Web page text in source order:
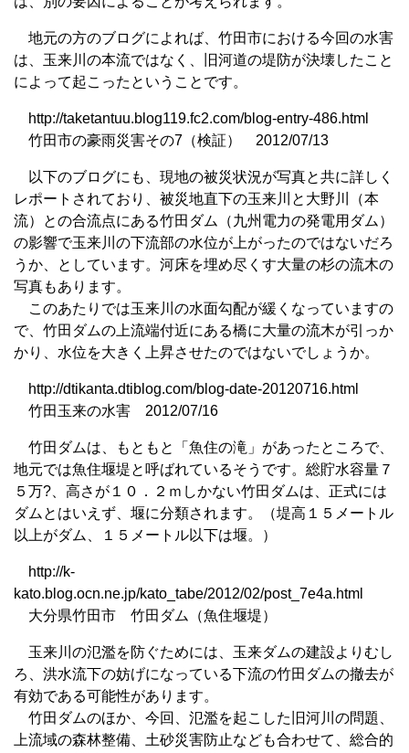
地元の方のブログによれば、竹田市における今回の水害
は、玉来川の本流ではなく、旧河道の堤防が決壊したこと
によって起こったということです。
http://taketantuu.blog119.fc2.com/blog-entry-486.html
竹田市の豪雨災害その7（検証） 2012/07/13
以下のブログにも、現地の被災状況が写真と共に詳しく
レポートされており、被災地直下の玉来川と大野川（本
流）との合流点にある竹田ダム（九州電力の発電用ダム）
の影響で玉来川の下流部の水位が上がったのではないだろ
うか、としています。河床を埋め尽くす大量の杉の流木の
写真もあります。
このあたりでは玉来川の水面勾配が緩くなっていますの
で、竹田ダムの上流端付近にある橋に大量の流木が引っか
かり、水位を大きく上昇させたのではないでしょうか。
http://dtikanta.dtiblog.com/blog-date-20120716.html
竹田玉来の水害 2012/07/16
竹田ダムは、もともと「魚住の滝」があったところで、
地元では魚住堰堤と呼ばれているそうです。総貯水容量７
５万?、高さが１０．２ｍしかない竹田ダムは、正式には
ダムとはいえず、堰に分類されます。（堤高１５メートル
以上がダム、１５メートル以下は堰。）
http://k-
kato.blog.ocn.ne.jp/kato_tabe/2012/02/post_7e4a.html
大分県竹田市 竹田ダム（魚住堰堤）
玉来川の氾濫を防ぐためには、玉来ダムの建設よりむし
ろ、洪水流下の妨げになっている下流の竹田ダムの撤去が
有効である可能性があります。
竹田ダムのほか、今回、氾濫を起こした旧河川の問題、
上流域の森林整備、土砂災害防止なども合わせて、総合的